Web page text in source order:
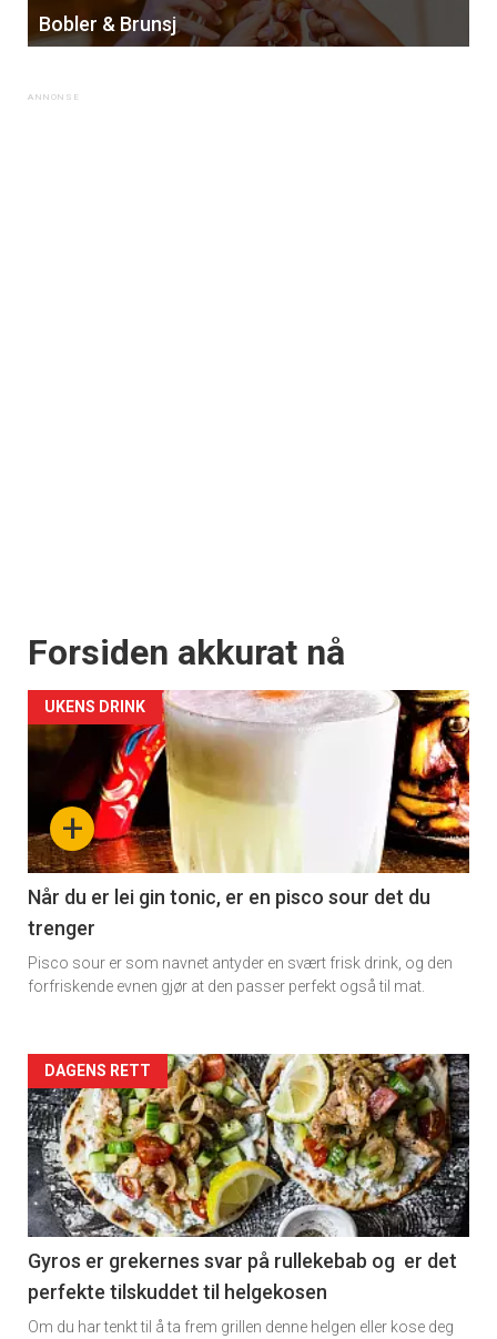
Bobler & Brunsj
Forsiden akkurat nå
+
UKENS DRINK
Når du er lei gin tonic, er en pisco sour det du
trenger
Pisco sour er som navnet antyder en svært frisk drink, og den
forfriskende evnen gjør at den passer perfekt også til mat.
Forsiden
akkurat
nå
-
2
DAGENS RETT
Gyros er grekernes svar på rullekebab og er det
perfekte tilskuddet til helgekosen
Om du har tenkt til å ta frem grillen denne helgen eller kose deg